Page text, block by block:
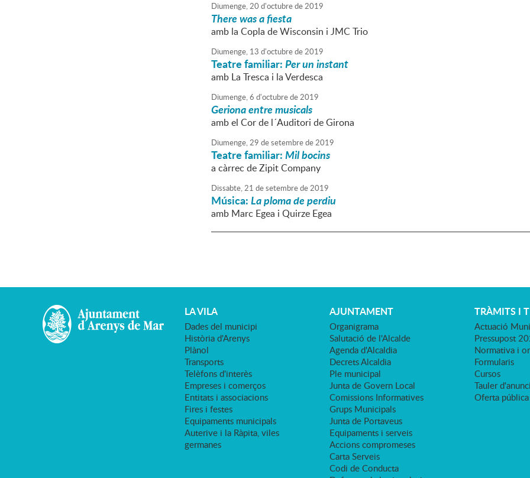
Diumenge,20 d'octubrede2019
There was a fiesta
amb la Copla de Wisconsin i JMC Trio
Diumenge, 13 d'octubrede2019
Teatre familiar:Per un instant
amb La Tresca i la Verdesca
Diumenge,6 d'octubrede2019
Geriona entre musicals
amb el Cor de l´Auditori de Girona
Diumenge,29 desetembrede2019
Teatre familiar:Mil bocins
a càrrec de Zipit Company
Dissabte,21 desetembrede2019
Música:La ploma de perdiu
amb Marc Egea i Quirze Egea
LA VILA
Dades del municipi
Història d'Arenys
Plànol
Transports
Telèfons d'interès
Empreses i comerços
Entitats i associacions
Fires i festes
Equipaments municipals
Auterive i la Ràpita, viles
germanes
AJUNTAMENT
Organigrama
Salutació de l'Alcalde
Agenda d'Alcaldia
Decrets Alcaldia
Ple municipal
Junta de Govern Local
Comissions Informatives
Grups Municipals
Junta de Portaveus
Equipaments i serveis
Accions compromeses
Carta Serveis
Codi de Conducta
TRÀMITS I
Actuació
Pressupost
Normativa i
Formularis
Cursos
Tauler
Oferta